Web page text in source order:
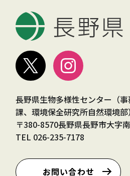
長野県生物多様性センター（
課、環境保全研究所自然環境部）
〒380-8570長野県長野市大字
TEL 026-235-7178
お問い合わせ